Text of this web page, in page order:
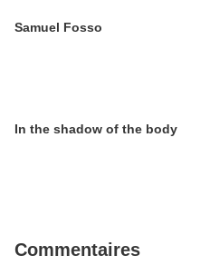
Samuel Fosso
In the shadow of the body
Commentaires